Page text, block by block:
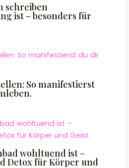
schreiben
ist – besonders für
So manifestierst
wohltuend ist –
Detox für Körper und